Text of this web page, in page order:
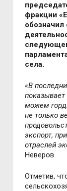
фракции
села.
«В
можем
не только
экспорт,
отраслей
Неверов.
Отметив,